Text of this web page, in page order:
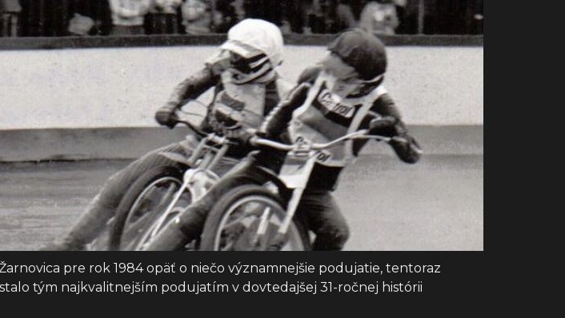
pre rok 1984 opäť o niečo významnejšie podujatie, tentoraz
tým najkvalitnejším podujatím v dovtedajšej 31-ročnej histórii